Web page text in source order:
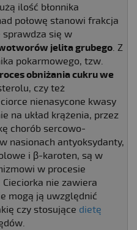
ilość błonnika
połowę stanowi frakcja
sprawdza się w
jelita grubego. Z
pokarmowego, tzw.
obniżania cukru we
czy też
nienasycone kwasy
na układ krążenia, przez
chorób sercowo-
nasionach antyoksydanty,
i β-karoten, są w
w procesie
nie zawiera
mogą ją uwzględnić
czy stosujące dietę